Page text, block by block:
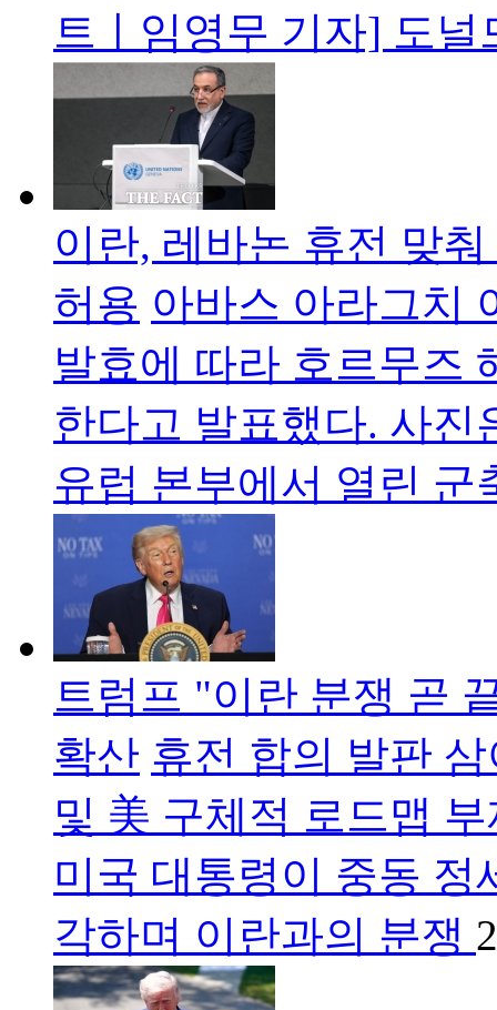
트ㅣ임영무 기자] 도널
이란, 레바논 휴전 맞
허용 아바스 아라그치
발효에 따라 호르무즈
한다고 발표했다. 사진
유럽 본부에서 열린
트럼프 "이란 분쟁 곧
확산 휴전 합의 발판
및 美 구체적 로드맵
미국 대통령이 중동 정
각하며 이란과의 분쟁